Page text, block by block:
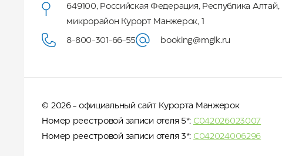
649100, Российская Федерация , Республика Алтай ,
микрорайон Курорт Манжерок, 1
8-800-301-66-55 booking@mglk.ru
© 2026 - официальный сайт Курорта Манжерок
Номер реестровой записи отеля 5*: С042026023007
Номер реестровой записи отеля 3*: С042024006296